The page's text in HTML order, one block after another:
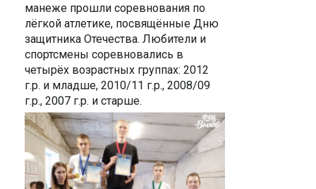
манеже прошли соревнования по
лёгкой атлетике, посвящённые Дню
защитника Отечества. Любители и
спортсмены соревновались в
четырёх возрастных группах: 2012
г.р. и младше, 2010/11 г.р., 2008/09
г.р., 2007 г.р. и старше.